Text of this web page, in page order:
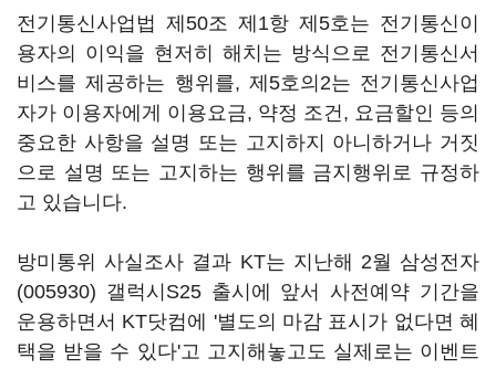
전기통신사업법 제50조 제1항 제5호는 전기통신이
용자의 이익을 현저히 해치는 방식으로 전기통신서
비스를 제공하는 행위를, 제5호의2는 전기통신사업
자가 이용자에게 이용요금, 약정 조건, 요금할인 등의
중요한 사항을 설명 또는 고지하지 아니하거나 거짓
으로 설명 또는 고지하는 행위를 금지행위로 규정하
고 있습니다.
방미통위 사실조사 결과 KT는 지난해 2월 삼성전자
(005930) 갤럭시S25 출시에 앞서 사전예약 기간을
운용하면서 KT닷컴에 '별도의 마감 표시가 없다면 혜
택을 받을 수 있다'고 고지해놓고도 실제로는 이벤트